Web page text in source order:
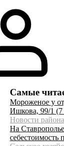
Самые
Мороженое у
Ишкова, 99/1 (7
Новости
На
себестоимость